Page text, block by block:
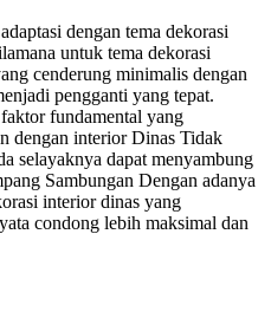
dengan tema dekorasi
untuk tema dekorasi
cenderung minimalis dengan
pengganti yang tepat.
fundamental yang
dengan interior Dinas Tidak
selayaknya dapat menyambung
Sambungan Dengan adanya
interior dinas yang
condong lebih maksimal dan